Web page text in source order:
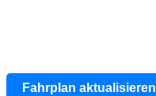
Fahrplan aktualisieren